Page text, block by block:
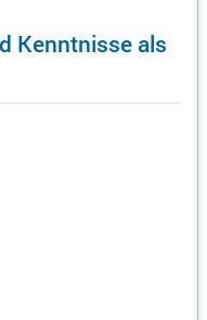
Kenntnisse als